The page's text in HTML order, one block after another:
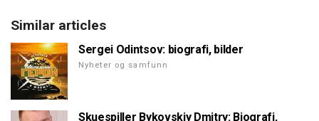
Similar articles
Sergei Odintsov: biografi, bilder
Nyheter og samfunn
Skuespiller Bykovskiy Dmitry: Biografi,